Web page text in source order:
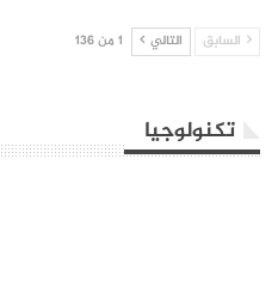
السابق التالي 1 من 136
تكنولوجيا